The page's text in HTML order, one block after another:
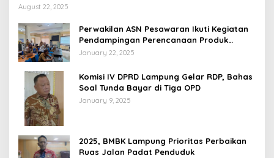
August 22, 2025
Perwakilan ASN Pesawaran Ikuti Kegiatan
Pendampingan Perencanaan Produk
Hukum
January 22, 2025
Komisi IV DPRD Lampung Gelar RDP, Bahas
Soal Tunda Bayar di Tiga OPD
January 9, 2025
2025, BMBK Lampung Prioritas Perbaikan
Ruas Jalan Padat Penduduk